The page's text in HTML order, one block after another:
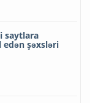
saytlara
şəxsləri